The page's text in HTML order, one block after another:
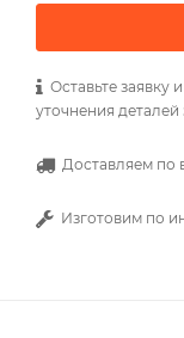
Оставьте заявку
уточнения деталей
Доставляем по
Изготовим по